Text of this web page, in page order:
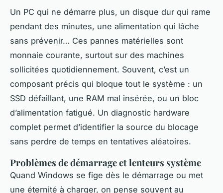
Un PC qui ne démarre plus, un disque dur qui rame
pendant des minutes, une alimentation qui lâche
sans prévenir… Ces pannes matérielles sont
monnaie courante, surtout sur des machines
sollicitées quotidiennement. Souvent, c’est un
composant précis qui bloque tout le système : un
SSD défaillant, une RAM mal insérée, ou un bloc
d’alimentation fatigué. Un diagnostic hardware
complet permet d’identifier la source du blocage
sans perdre de temps en tentatives aléatoires.
Problèmes de démarrage et lenteurs système
Quand Windows se fige dès le démarrage ou met
une éternité à charger, on pense souvent au